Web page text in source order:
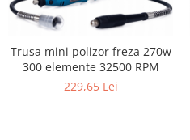
Trusa mini polizor freza 270w
300 elemente 32500 RPM
229,65 Lei